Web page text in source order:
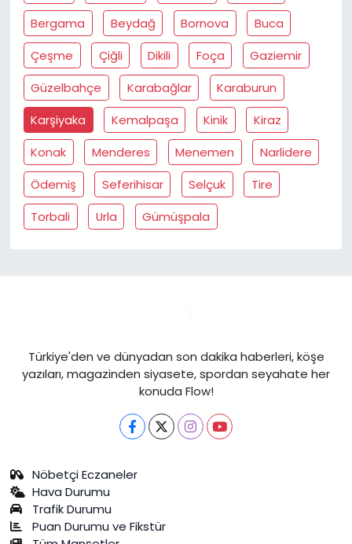
Bergama
Beydağ Bornova
Buca
Çeşme
Çiğli Dikili Foça
Gaziemir
Güzelbahçe
Karabağlar
Karaburun
Karşiyaka
Kemalpaşa Kinik
Kiraz
Konak
Menderes Menemen
Narlidere
Ödemiş
Seferihisar Selçuk
Tire
Torbali
Urla Gümüşpala
Türkiye'den ve dünyadan son dakika haberleri, köşe
yazıları, magazinden siyasete, spordan seyahate her
konuda Flow!
Nöbetçi Eczaneler
Hava Durumu
Trafik Durumu
Puan Durumu ve Fikstür